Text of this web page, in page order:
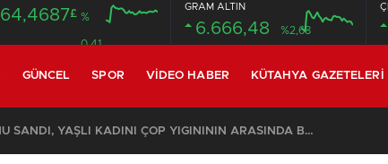
64,4687£ %
0.41
GRAM ALTIN
6.666,48 %2,68
GÜNCEL SPOR VIDEO HABER KÜTAHYA GAZETELERI
KOMŞULARI ÖLDÜĞÜNÜ SANDI, YAŞLI KADINI ÇÖP YIĞINININ ARASINDA BULUNDU